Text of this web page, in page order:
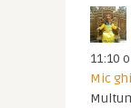
11:10
Mic